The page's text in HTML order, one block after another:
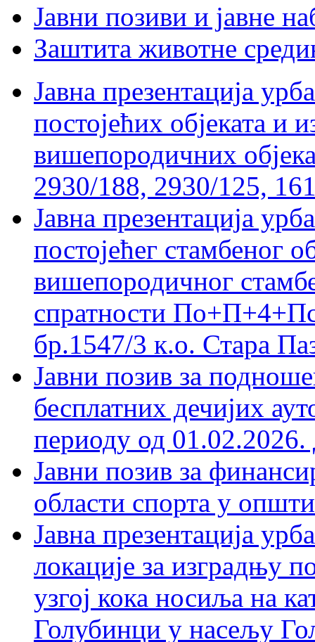
Јавни позиви и јавне
Заштита животне
Јавна презентација
постојећих објеката и
вишепородичних
2930/188, 2930/125,
Јавна презентација
постојећег стамбеног
вишепородичног
спратности По+П+4+Пс
бр.1547/3 к.о. Стара
Јавни позив за
бесплатних дечијих
периоду од
Јавни позив за
области спорта у
Јавна презентација
локације за изградњу
узгој кока носиља на
Голубинци у насељу